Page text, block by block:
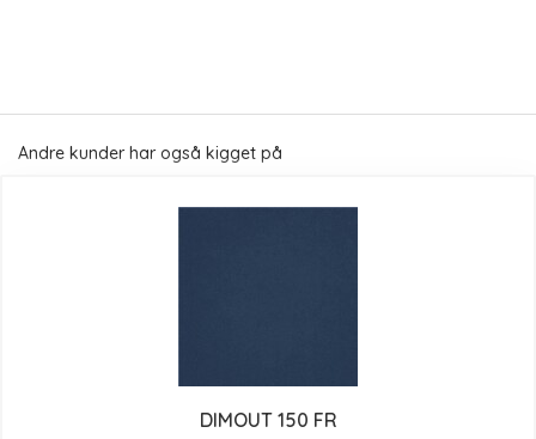
Andre kunder har også kigget på
DIMOUT 150 FR